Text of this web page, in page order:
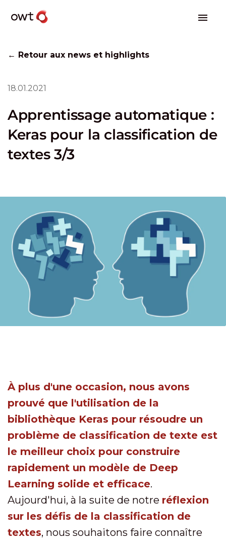
← Retour aux news et highlights
18.01.2021
Apprentissage automatique :
Keras pour la classification de
textes 3/3
À plus d'une occasion, nous avons
prouvé que l'utilisation de la
bibliothèque Keras pour résoudre un
problème de classification de texte est
le meilleur choix pour construire
rapidement un modèle de Deep
Learning solide et efficace.
Aujourd'hui, à la suite de notre réflexion
sur les défis de la classification de
textes, nous souhaitons faire connaître